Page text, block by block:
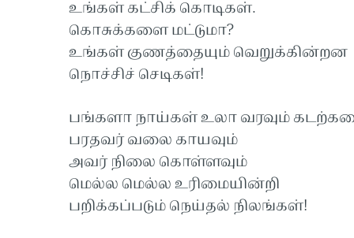
உங்கள் கட்சிக் கொடிகள்.
கொசுக்களை மட்டுமா?
உங்கள் குணத்தையும் வெறுக்கின்றன
நொச்சிச் செடிகள்!
பங்களா நாய்கள் உலா வரவும்
பரதவர் வலை காயவும்
அவர் நிலை கொள்ளவும்
மெல்ல மெல்ல உரிமையின்றி
பறிக்கப்படும் நெய்தல் நிலங்கள்!